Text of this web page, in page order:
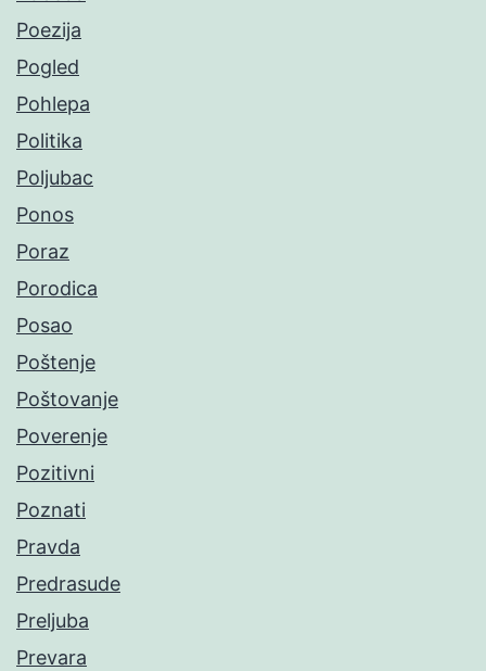
Poezija
Pogled
Pohlepa
Politika
Poljubac
Ponos
Poraz
Porodica
Posao
Poštenje
Poštovanje
Poverenje
Pozitivni
Poznati
Pravda
Predrasude
Preljuba
Prevara